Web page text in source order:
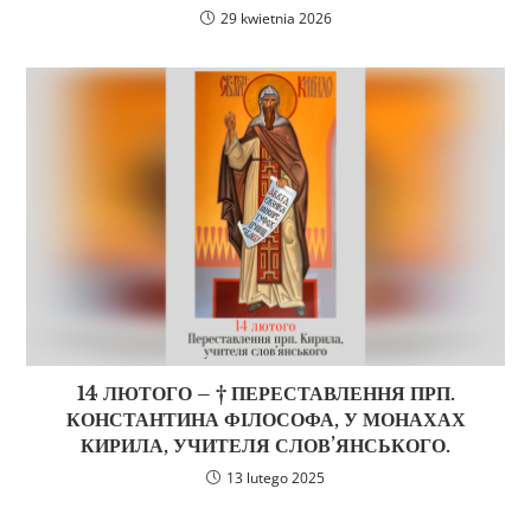
29 kwietnia 2026
14 ЛЮТОГО – † ПЕРЕСТАВЛЕННЯ ПРП.
КОНСТАНТИНА ФІЛОСОФА, У МОНАХАХ
КИРИЛА, УЧИТЕЛЯ СЛОВ’ЯНСЬКОГО.
13 lutego 2025